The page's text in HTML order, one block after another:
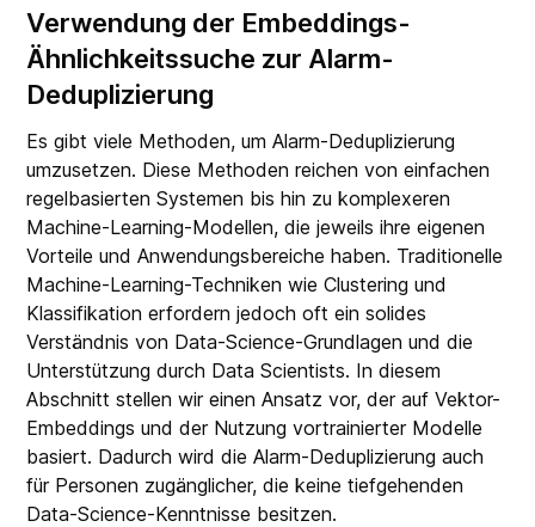
Verwendung der Embeddings-
Ähnlichkeitssuche zur Alarm-
Deduplizierung
Es gibt viele Methoden, um Alarm-Deduplizierung
umzusetzen. Diese Methoden reichen von einfachen
regelbasierten Systemen bis hin zu komplexeren
Machine-Learning-Modellen, die jeweils ihre eigenen
Vorteile und Anwendungsbereiche haben. Traditionelle
Machine-Learning-Techniken wie Clustering und
Klassifikation erfordern jedoch oft ein solides
Verständnis von Data-Science-Grundlagen und die
Unterstützung durch Data Scientists. In diesem
Abschnitt stellen wir einen Ansatz vor, der auf Vektor-
Embeddings und der Nutzung vortrainierter Modelle
basiert. Dadurch wird die Alarm-Deduplizierung auch
für Personen zugänglicher, die keine tiefgehenden
Data-Science-Kenntnisse besitzen.